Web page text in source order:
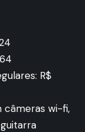
R$
câmeras wi-fi,